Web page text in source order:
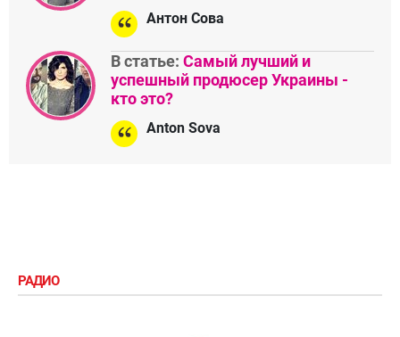
Антон Сова
В статье: Самый лучший и
успешный продюсер Украины -
кто это?
Anton Sova
РАДИО